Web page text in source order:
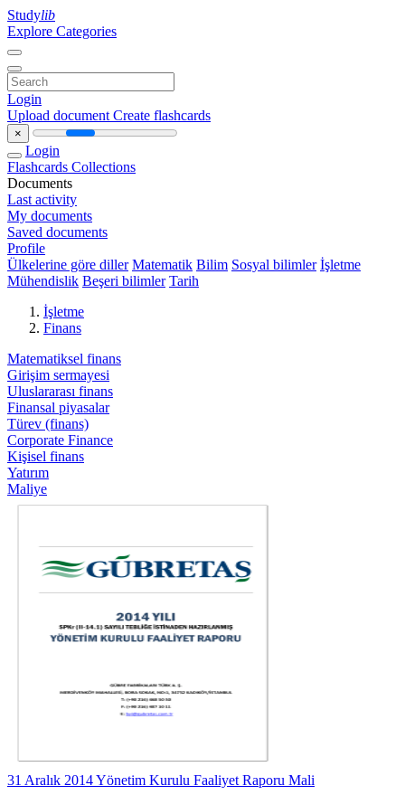
Studylib
Explore Categories
Login
Upload document Create flashcards
×
Login
Flashcards Collections
Documents
Last activity
My documents
Saved documents
Profile
Ülkelerine göre diller Matematik Bilim Sosyal bilimler İşletme
Mühendislik Beşeri bilimler Tarih
İşletme
Finans
Matematiksel finans
Girişim sermayesi
Uluslararası finans
Finansal piyasalar
Türev (finans)
Corporate Finance
Kişisel finans
Yatırım
Maliye
31 Aralık 2014 Yönetim Kurulu Faaliyet Raporu Mali